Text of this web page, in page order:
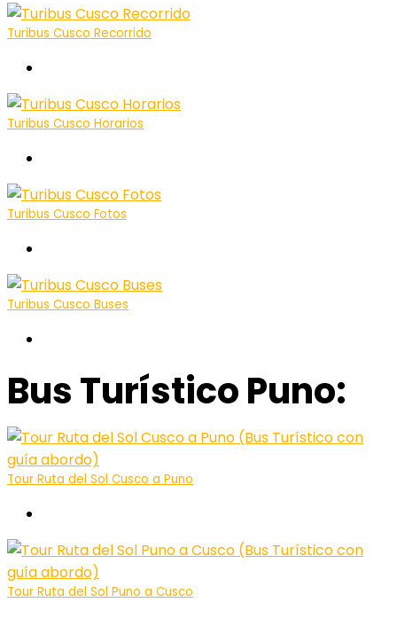
Turibus Cusco Recorrido
Turibus Cusco Horarios
Turibus Cusco Fotos
Turibus Cusco Buses
Bus Turístico Puno:
Tour Ruta del Sol Cusco a Puno
Tour Ruta del Sol Puno a Cusco